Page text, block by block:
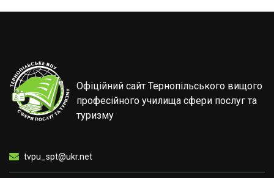
Офіційний сайт Тернопільського вищого
професійного училища сфери послуг та
туризму
tvpu_spt@ukr.net